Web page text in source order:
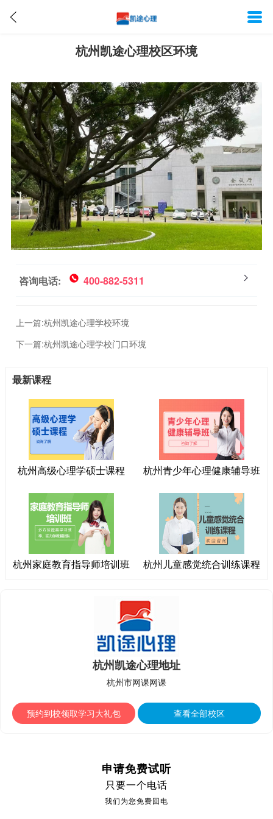
杭州凯途心理校区环境
咨询电话: 400-882-5311
上一篇:杭州凯途心理学校环境
下一篇:杭州凯途心理学校门口环境
最新课程
杭州高级心理学硕士课程 杭州青少年心理健康辅导班
杭州家庭教育指导师培训班 杭州儿童感觉统合训练课程
杭州凯途心理地址
杭州市网课网课
预约到校领取学习大礼包 查看全部校区
申请免费试听
只要一个电话
我们为您免费回电